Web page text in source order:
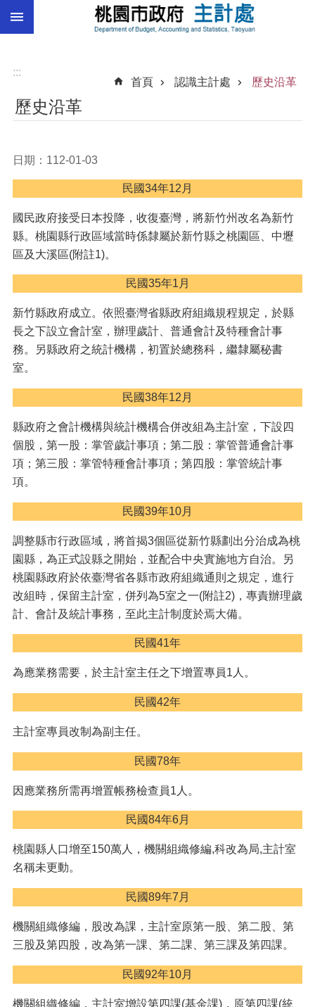
跳到主要內容區塊
計
算
搜
尋
息
公
告
認
識
處
機
關
通
訊
業
務
資
訊
便
資
訊
公
計
資
訊
網
網
站
:::
首頁
認識主計處 歷史沿革
歷史沿革
日期：112-01-03
民國34年12月
國民政府接受日本投降，收復臺灣，將新竹州改名為新竹
縣。桃園縣行政區域當時係隸屬於新竹縣之桃園區、中壢
區及大溪區(附註1)。
民國35年1月
新竹縣政府成立。依照臺灣省縣政府組織規程規定，於縣
長之下設立會計室，辦理歲計、普通會計及特種會計事
務。另縣政府之統計機構，初置於總務科，繼隸屬秘書
室。
民國38年12月
縣政府之會計機構與統計機構合併改組為主計室，下設四
個股，第一股：掌管歲計事項；第二股：掌管普通會計事
項；第三股：掌管特種會計事項；第四股：掌管統計事
項。
民國39年10月
調整縣市行政區域，將首揭3個區從新竹縣劃出分治成為桃
園縣，為正式設縣之開始，並配合中央實施地方自治。另
桃園縣政府於依臺灣省各縣市政府組織通則之規定，進行
改組時，保留主計室，併列為5室之一(附註2)，專責辦理歲
計、會計及統計事務，至此主計制度於焉大備。
民國41年
為應業務需要，於主計室主任之下增置專員1人。
民國42年
主計室專員改制為副主任。
民國78年
因應業務所需再增置帳務檢查員1人。
民國84年6月
桃園縣人口增至150萬人，機關組織修編,科改為局,主計室
名稱未更動。
民國89年7月
機關組織修編，股改為課，主計室原第一股、第二股、第
三股及第四股，改為第一課、第二課、第三課及第四課。
民國92年10月
機關組織修編，主計室增設第四課(基金課)，原第四課(統